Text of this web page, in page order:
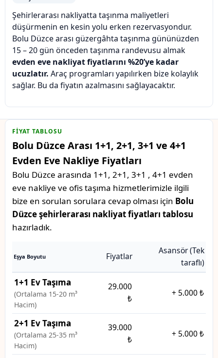
Şehirlerarası nakliyatta taşınma maliyetleri
düşürmenin en kesin yolu erken rezervasyondur.
Bolu Düzce arası güzergâhta taşınma gününüzden
15 – 20 gün önceden taşınma randevusu almak
evden eve nakliyat fiyatlarını %20’ye kadar
ucuzlatır. Araç programları yapılırken bize kolaylık
sağlar. Bu da fiyatın azalmasını sağlayacaktır.
FIYAT TABLOSU
Bolu Düzce Arası 1+1, 2+1, 3+1 ve 4+1
Evden Eve Nakliye Fiyatları
Bolu Düzce arasında 1+1, 2+1, 3+1 , 4+1 evden
eve nakliye ve ofis taşıma hizmetlerimizle ilgili
bize en sorulan sorulara cevap olması için Bolu
Düzce şehirlerarası nakliyat fiyatları tablosu
hazırladık.
Eşya Boyutu Fiyatlar
Asansör (Tek
taraflı)
1+1 Ev Taşıma
(Ortalama 15-20 m³
Hacim)
29.000
₺
+ 5.000 ₺
2+1 Ev Taşıma
(Ortalama 25-35 m³
Hacim)
39.000
₺
+ 5.000 ₺